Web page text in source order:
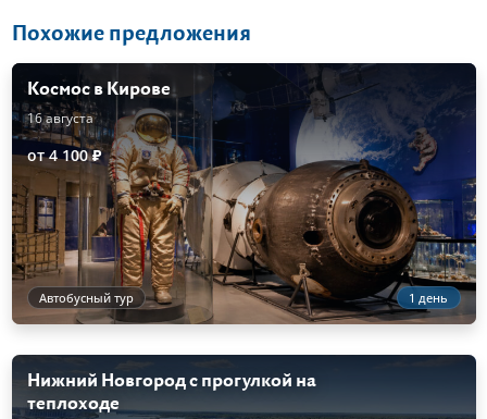
Похожие предложения
Космос в Кирове
16 августа
от 4 100 ₽
Автобусный тур 1 день
Нижний Новгород с прогулкой на
теплоходе